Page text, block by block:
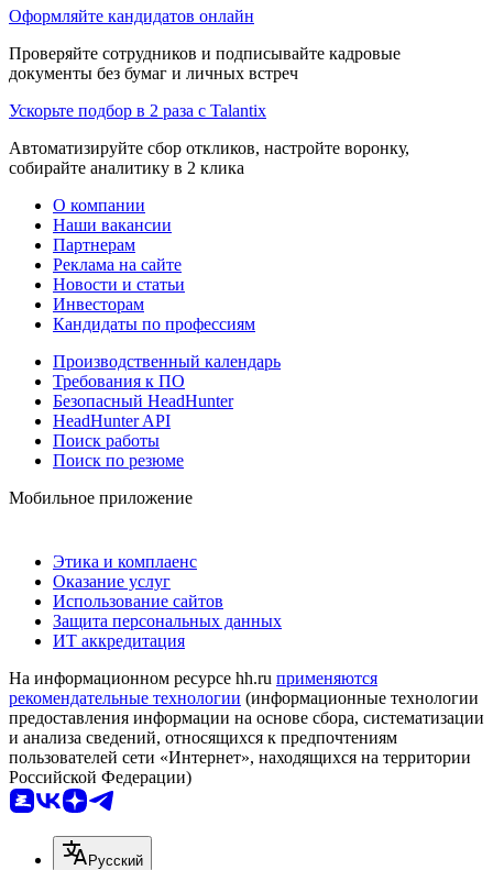
Оформляйте кандидатов онлайн
Проверяйте сотрудников и подписывайте кадровые
документы без бумаг и личных встреч
Ускорьте подбор в 2 раза с Talantix
Автоматизируйте сбор откликов, настройте воронку,
собирайте аналитику в 2 клика
О компании
Наши вакансии
Партнерам
Реклама на сайте
Новости и статьи
Инвесторам
Кандидаты по профессиям
Производственный календарь
Требования к ПО
Безопасный HeadHunter
HeadHunter API
Поиск работы
Поиск по резюме
Мобильное приложение
Этика и комплаенс
Оказание услуг
Использование сайтов
Защита персональных данных
ИТ аккредитация
На информационном ресурсе hh.ru применяются
рекомендательные технологии (информационные технологии
предоставления информации на основе сбора, систематизации
и анализа сведений, относящихся к предпочтениям
пользователей сети «Интернет», находящихся на территории
Российской Федерации)
Русский